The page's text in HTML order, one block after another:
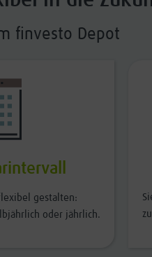
finvesto Depot
gestalten:
oder jährlich.